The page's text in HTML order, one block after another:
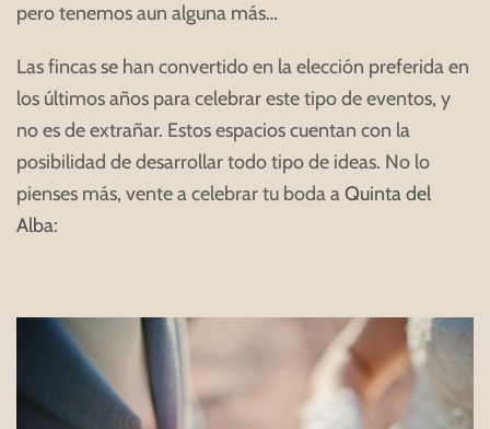
pero tenemos aun alguna más…
Las fincas se han convertido en la elección preferida en
los últimos años para celebrar este tipo de eventos, y
no es de extrañar. Estos espacios cuentan con la
posibilidad de desarrollar todo tipo de ideas. No lo
pienses más, vente a celebrar tu boda aQuinta del
Alba: